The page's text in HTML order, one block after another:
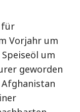
für
Vorjahr um
um
geworden
Afghanistan